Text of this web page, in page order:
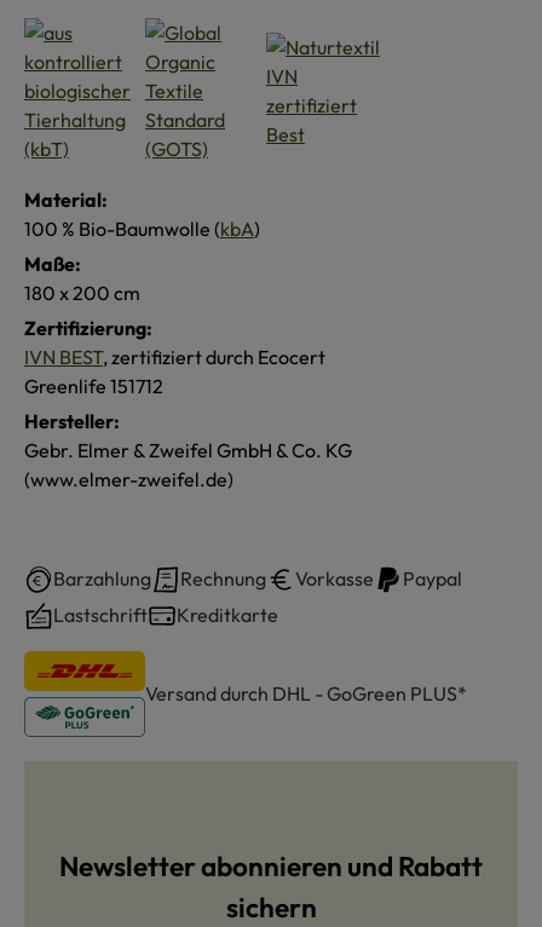
Material:
100 % Bio-Baumwolle (kbA)
Maße:
180 x 200 cm
Zertifizierung:
IVN BEST, zertifiziert durch Ecocert
Greenlife 151712
Hersteller:
Gebr. Elmer & Zweifel GmbH & Co. KG
(www.elmer-zweifel.de)
Barzahlung Rechnung Vorkasse
Paypal
Lastschrift
Kreditkarte
Versand durch DHL - GoGreen PLUS*
Newsletter abonnieren und Rabatt
sichern